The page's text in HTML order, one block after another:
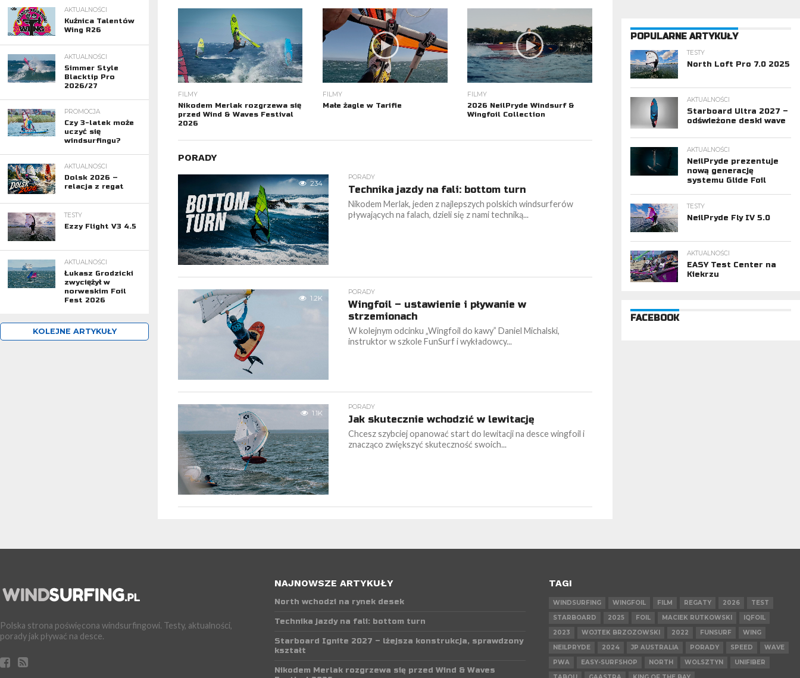
FILMY
Nikodem Merlak rozgrzewa się
przed Wind & Waves Festival
2026
FILMY
Małe żagle w Tarifie
FILMY
2026 NeilPryde Windsurf &
Wingfoil Collection
PORADY
234
PORADY
Technika jazdy na fali: bottom turn
Nikodem Merlak, jeden z najlepszych polskich windsurferów
pływających na falach, dzieli się z nami techniką...
1.2K
PORADY
Wingfoil – ustawienie i pływanie w
strzemionach
W kolejnym odcinku „Wingfoil do kawy” Daniel Michalski,
instruktor w szkole FunSurf i wykładowcy...
1.1K
PORADY
Jak skutecznie wchodzić w lewitację
Chcesz szybciej opanować start do lewitacji na desce wingfoil i
znacząco zwiększyć skuteczność swoich...
AKTUALNOŚCI
Kuźnica Talentów
Wing R26
AKTUALNOŚCI
Simmer Style
Blacktip Pro
2026/27
PROMOCJA
Czy 3-latek może
uczyć się
windsurfingu?
AKTUALNOŚCI
Dolsk 2026 –
relacja z regat
TESTY
Ezzy Flight V3 4.5
AKTUALNOŚCI
Łukasz Grodzicki
zwyciężył w
norweskim Foil
Fest 2026
KOLEJNE ARTYKUŁY
POPULARNE ARTYKUŁY
TESTY
North Loft Pro 7.0 2025
AKTUALNOŚCI
Starboard Ultra 2027 –
odświeżone deski wave
AKTUALNOŚCI
NeilPryde prezentuje
nową generację
systemu Glide Foil
TESTY
NeilPryde Fly IV 5.0
AKTUALNOŚCI
EASY Test Center na
Kiekrzu
FACEBOOK
Polska strona poświęcona windsurfingowi. Testy, aktualności,
porady jak pływać na desce.
NAJNOWSZE ARTYKUŁY
North wchodzi na rynek desek
Technika jazdy na fali: bottom turn
Starboard Ignite 2027 – lżejsza konstrukcja, sprawdzony
kształt
Nikodem Merlak rozgrzewa się przed Wind & Waves
TAGI
WINDSURFING WINGFOIL FILM REGATY 2026
TEST
STARBOARD
2025 FOIL MACIEK RUTKOWSKI
IQFOIL
2023
WOJTEK BRZOZOWSKI 2022 FUNSURF
WING
NEILPRYDE
2024 JP AUSTRALIA PORADY SPEED
WAVE
PWA
EASY-SURFSHOP NORTH WOLSZTYN
UNIFIBER